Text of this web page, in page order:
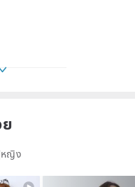
as the photo
to avoid pure cotton,
หญิง